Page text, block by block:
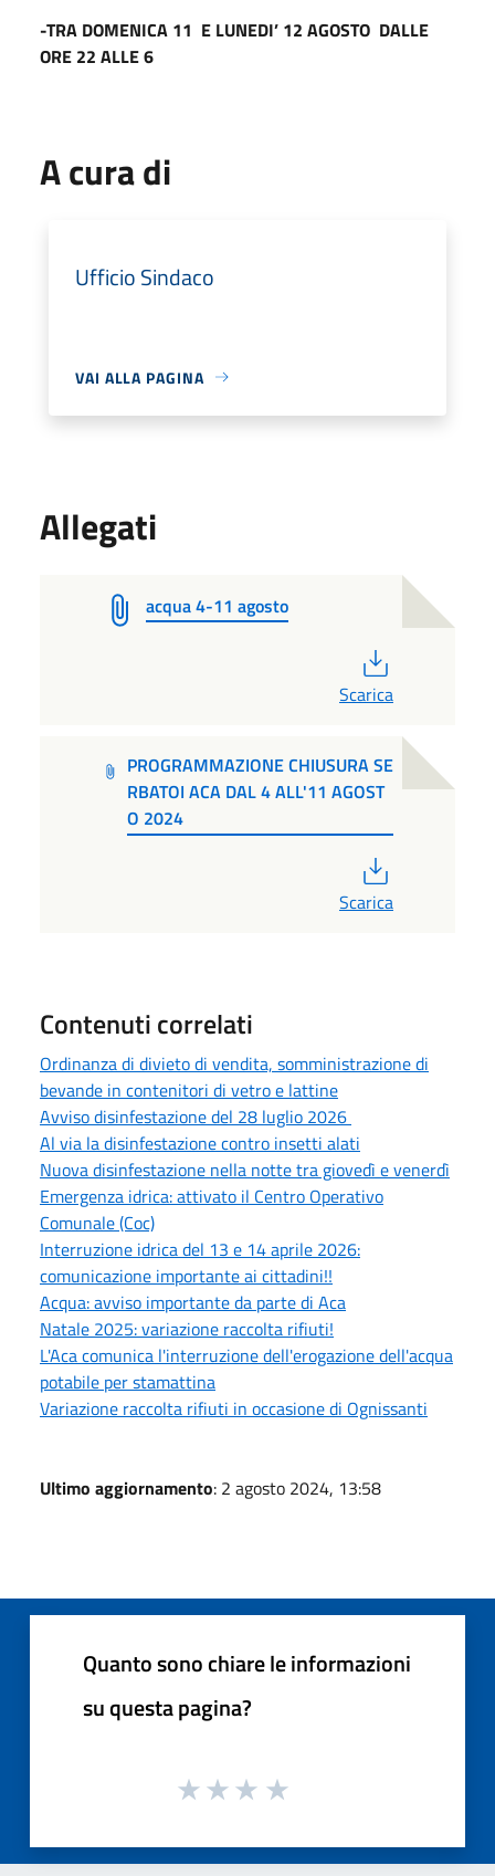
-TRA DOMENICA 11 E LUNEDI’ 12 AGOSTO DALLE
ORE 22 ALLE 6
A cura di
Ufficio Sindaco
VAI ALLA PAGINA
Allegati
acqua 4-11 agosto
Scarica
PROGRAMMAZIONE CHIUSURA SE
RBATOI ACA DAL 4 ALL'11 AGOST
O 2024
Scarica
Contenuti correlati
Ordinanza di divieto di vendita, somministrazione di
bevande in contenitori di vetro e lattine
Avviso disinfestazione del 28 luglio 2026
Al via la disinfestazione contro insetti alati
Nuova disinfestazione nella notte tra giovedì e venerdì
Emergenza idrica: attivato il Centro Operativo
Comunale (Coc)
Interruzione idrica del 13 e 14 aprile 2026:
comunicazione importante ai cittadini!!
Acqua: avviso importante da parte di Aca
Natale 2025: variazione raccolta rifiuti!
L'Aca comunica l'interruzione dell'erogazione dell'acqua
potabile per stamattina
Variazione raccolta rifiuti in occasione di Ognissanti
Ultimo aggiornamento: 2 agosto 2024, 13:58
Quanto sono chiare le informazioni
su questa pagina?